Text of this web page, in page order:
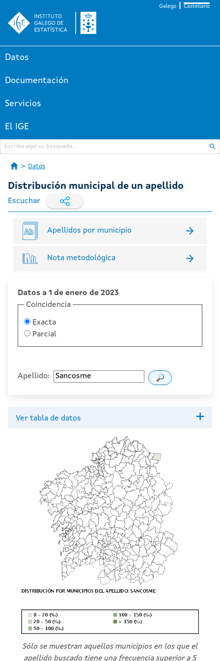
Galego Castellano
Datos
Documentación
Servicios
El IGE
Datos
Distribución municipal de un apellido
Escuchar
Apellidos por municipio
Nota metodológica
Datos a 1 de enero de 2023
Coincidencia
Exacta
Parcial
Apellido:
Ver tabla de datos
Sólo se muestran aquellos municipios en los que el
apellido buscado tiene una frecuencia superior a 5